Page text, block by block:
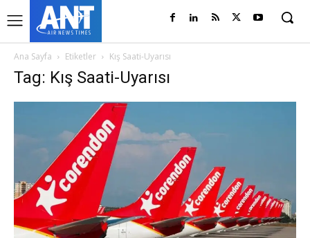
Ana Sayfa Etiketler Kış Saati-Uyarısı
Tag: Kış Saati-Uyarısı